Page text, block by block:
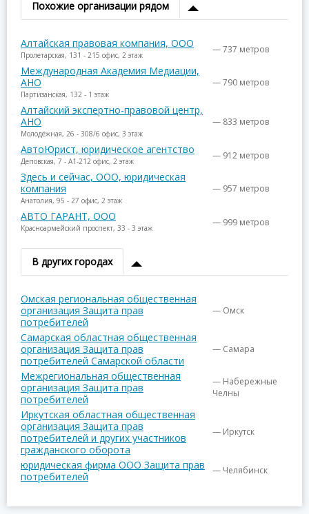
Похожие организации рядом
Алтайская правовая компания, ООО
Пролетарская, 131 - 215 офис, 2 этаж — 737 метров
Международная Академия Медиации,
АНО
Партизанская, 132 - 1 этаж
— 790 метров
Алтайский экспертно-правовой центр,
АНО
Молодёжная, 26 - 308/6 офис, 3 этаж
— 833 метров
АвтоЮрист, юридическое агентство
Деповская, 7 - А1-212 офис, 2 этаж — 912 метров
Здесь и сейчас, ООО, юридическая
компания
Анатолия, 95 - 27 офис, 2 этаж
— 957 метров
АВТО ГАРАНТ, ООО
Красноармейский проспект, 33 - 3 этаж — 999 метров
В других городах
Омская региональная общественная
организация Защита прав
потребителей
— Омск
Самарская областная общественная
организация Защита прав
потребителей Самарской области
— Самара
Межрегиональная общественная
организация Защита прав
потребителей
— Набережные
Челны
Иркутская областная общественная
организация Защита прав
потребителей и других участников
гражданского оборота
— Иркутск
юридическая фирма ООО Защита прав
потребителей
— Челябинск